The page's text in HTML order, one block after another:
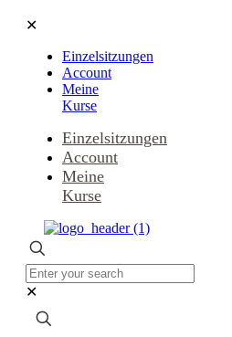
✕
Einzelsitzungen
Account
Meine
Kurse
Einzelsitzungen
Account
Meine
Kurse
✕